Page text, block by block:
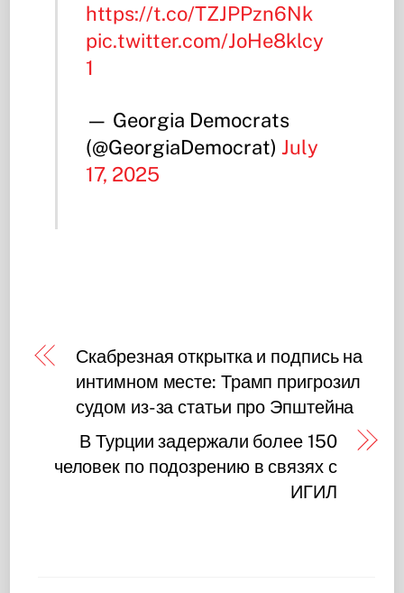
https://t.co/TZJPPzn6Nk
pic.twitter.com/JoHe8klcy
1
— Georgia Democrats
(@GeorgiaDemocrat) July
17, 2025
Скабрезная открытка и подпись на
интимном месте: Трамп пригрозил
судом из-за статьи про Эпштейна
В Турции задержали более 150
человек по подозрению в связях с
ИГИЛ